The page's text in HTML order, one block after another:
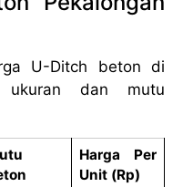
U-Ditch beton di
ukuran dan mutu
Harga Per
Unit (Rp)